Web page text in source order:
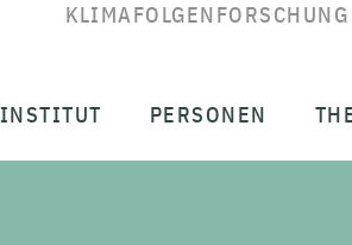
KLIMAFOLGENFORSCHUNG
INSTITUT PERSONEN